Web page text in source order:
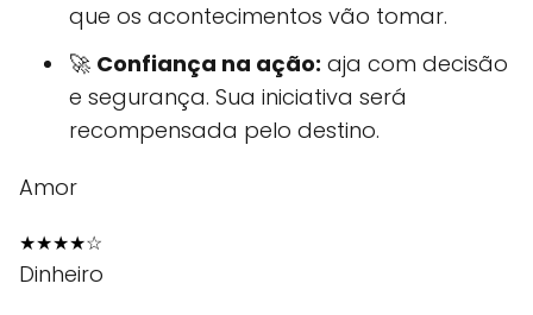
que os acontecimentos vão tomar.
🚀 Confiança na ação: aja com decisão
e segurança. Sua iniciativa será
recompensada pelo destino.
Amor
★★★★☆
Dinheiro